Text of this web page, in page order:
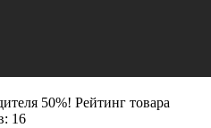
50%! Рейтинг товара
16